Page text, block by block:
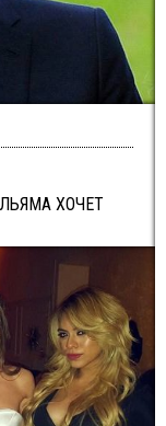
ХОЧЕТ